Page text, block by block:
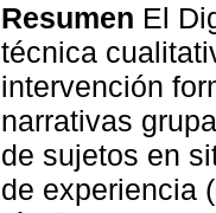
Resumen El
técnica
intervención
narrativas
de sujetos en
de experiencia